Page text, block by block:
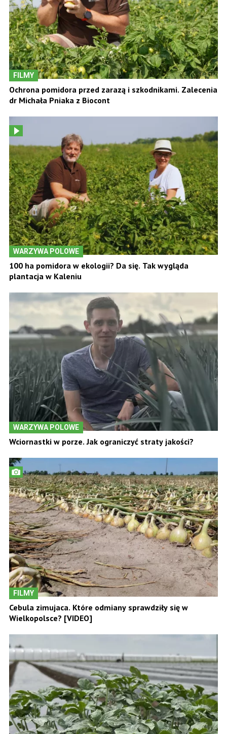
FILMY
Ochrona pomidora przed zarazą i szkodnikami. Zalecenia
dr Michała Pniaka z Biocont
WARZYWA POLOWE
100 ha pomidora w ekologii? Da się. Tak wygląda
plantacja w Kaleniu
WARZYWA POLOWE
Wciornastki w porze. Jak ograniczyć straty jakości?
FILMY
Cebula zimujaca. Które odmiany sprawdziły się w
Wielkopolsce? [VIDEO]